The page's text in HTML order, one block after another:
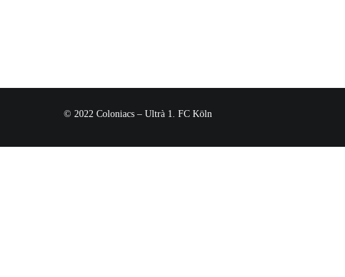
© 2022 Coloniacs – Ultrà 1. FC Köln